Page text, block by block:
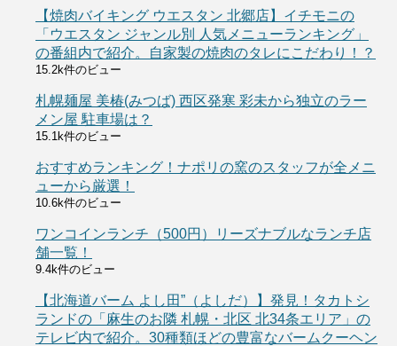
【焼肉バイキング ウエスタン 北郷店】イチモニの
「ウエスタン ジャンル別 人気メニューランキング」
の番組内で紹介。自家製の焼肉のタレにこだわり！？
15.2k件のビュー
札幌麺屋 美椿(みつば) 西区発寒 彩未から独立のラー
メン屋 駐車場は？
15.1k件のビュー
おすすめランキング！ナポリの窯のスタッフが全メニ
ューから厳選！
10.6k件のビュー
ワンコインランチ（500円）リーズナブルなランチ店
舗一覧！
9.4k件のビュー
【北海道バーム よし田”（よしだ）】発見！タカトシ
ランドの「麻生のお隣 札幌・北区 北34条エリア」の
テレビ内で紹介。30種類ほどの豊富なバームクーヘン